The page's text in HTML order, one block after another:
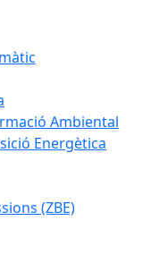
Ambiental
Energètica
(ZBE)